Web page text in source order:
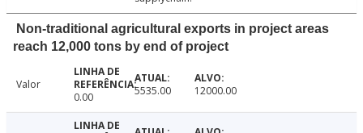
Non-traditional agricultural exports in project areas
reach 12,000 tons by end of project
Valor
0.00
5535.00 12000.00